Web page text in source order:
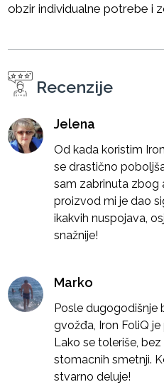
obzir individualne potrebe i
Recenzije
Jelena
Od kada koristim
se drastično
sam zabrinuta zbog
proizvod mi je dao
ikakvih nuspojava,
snažnije!
Marko
Posle dugogodišnje
gvožđa, Iron FoliQ
Lako se toleriše, bez
stomacnih smetnji.
stvarno deluje!